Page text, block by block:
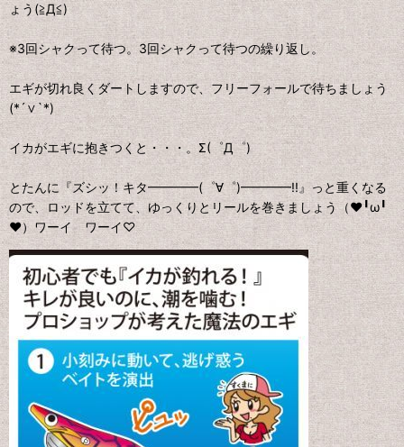
ょう(≧Д≦)
※3回シャクって待つ。3回シャクって待つの繰り返し。
エギが切れ良くダートしますので、フリーフォールで待ちましょう
(*´∨`*)
イカがエギに抱きつくと・・・。Σ(゜Д゜)
とたんに『ズシッ！キタ━━━━(゜∀゜)━━━━!!』っと重くなる
ので、ロッドを立てて、ゆっくりとリールを巻きましょう（❤╹ω╹
❤）ワーイ ワーイ♡